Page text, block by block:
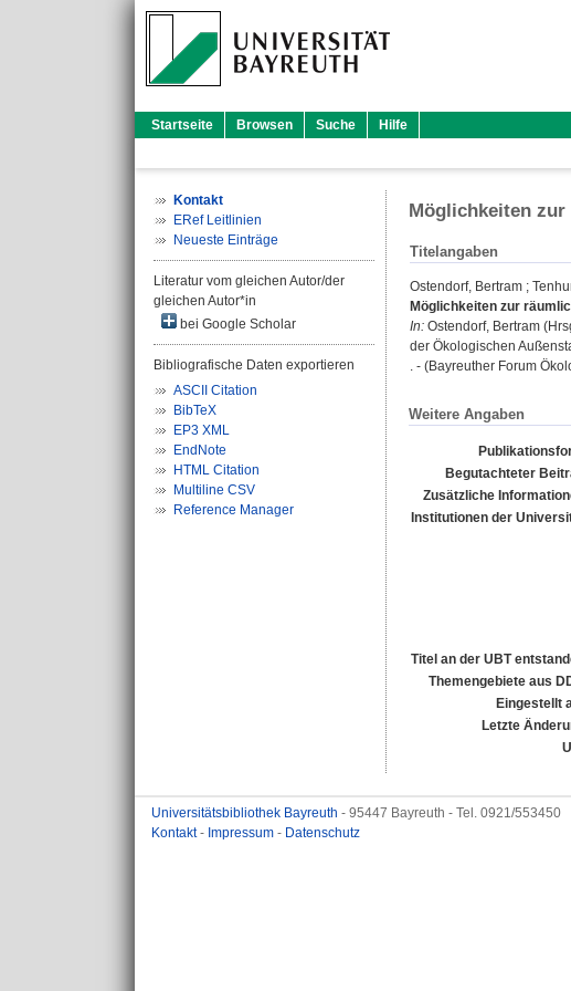
Startseite Browsen Suche Hilfe
Kontakt
ERef Leitlinien
Neueste Einträge
Literatur vom gleichen Autor/der
gleichen Autor*in
bei Google Scholar
Bibliografische Daten exportieren
ASCII Citation
BibTeX
EP3 XML
EndNote
HTML Citation
Multiline CSV
Reference Manager
Möglichkeiten
Titelangaben
Ostendorf, Bertram ;
Möglichkeiten zur
In: Ostendorf, Bertram
der Ökologischen
. - (Bayreuther Forum
Weitere Angaben
Begutachteter
Zusätzliche
Institutionen der
Titel an der UBT
Themengebiete aus
Eingestellt
Letzte
Universitätsbibliothek Bayreuth - 95447 Bayreuth - Tel. 0921/553450
Kontakt- Impressum - Datenschutz